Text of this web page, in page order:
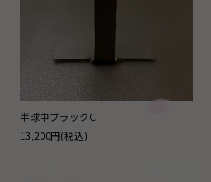
半球中ブラックC
13,200円(税込)